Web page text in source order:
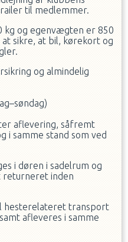
til medlemmer.
og egenvægten er 850
sikre, at bil, kørekort og
og almindelig
aflevering, såfremt
i samme stand som ved
i døren i sadelrum og
returneret inden
hesterelateret transport
afleveres i samme